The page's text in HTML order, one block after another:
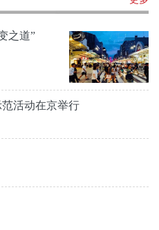
之道”
活动在京举行